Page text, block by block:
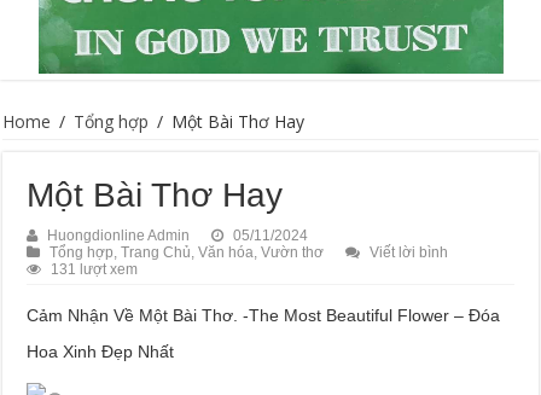
Home / Tổng hợp / Một Bài Thơ Hay
Một Bài Thơ Hay
Huongdionline Admin
05/11/2024
Tổng hợp,Trang Chủ,Văn hóa,Vườn thơ
Viết lời bình
131 lượt xem
Cảm Nhận Về Một Bài Thơ. -The Most Beautiful Flower – Đóa
Hoa Xinh Đẹp Nhất